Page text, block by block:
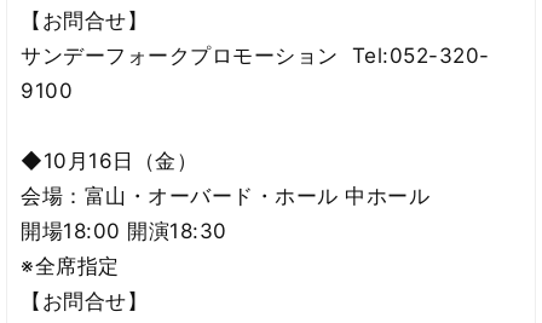
【お問合せ】
サンデーフォークプロモーション Tel:052-320-
9100
◆10月16日（金）
会場：富山・オーバード・ホール 中ホール
開場18:00 開演18:30
※全席指定
【お問合せ】